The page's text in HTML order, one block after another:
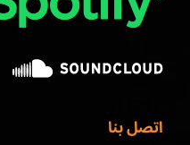
اتصل بنا